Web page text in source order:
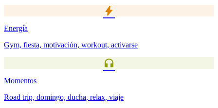
bolt
Energía
Gym, fiesta, motivación, workout, activarse
headphones
Momentos
Road trip, domingo, ducha, relax, viaje